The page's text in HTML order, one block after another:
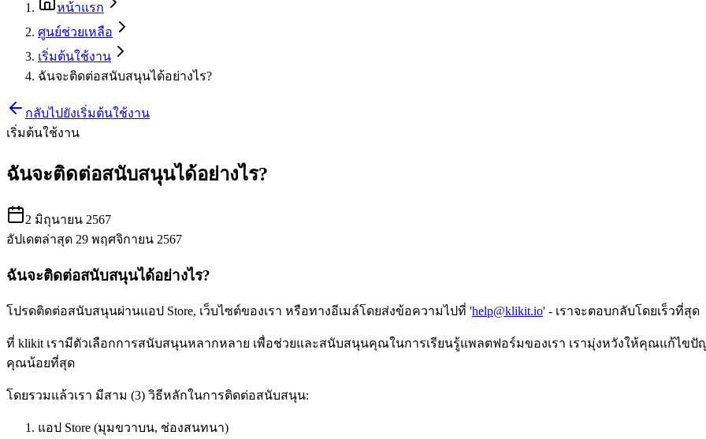
หน้าแรก
ศูนย์ช่วยเหลือ
เริ่มต้นใช้งาน
ฉันจะติดต่อสนับสนุนได้อย่างไร?
กลับไปยังเริ่มต้นใช้งาน
เริ่มต้นใช้งาน
ฉันจะติดต่อสนับสนุนได้อย่างไร?
2 มิถุนายน 2567
อัปเดตล่าสุด 29 พฤศจิกายน 2567
ฉันจะติดต่อสนับสนุนได้อย่างไร?
โปรดติดต่อสนับสนุนผ่านแอป Store, เว็บไซต์ของเรา หรือทางอีเมล์โดยส่งข้อความไปที่ 'help@klikit.io' - เราจะตอบกลับโดยเร็วที่สุด
ที่ klikit เรามีตัวเลือกการสนับสนุนหลากหลาย เพื่อช่วยและสนับสนุนคุณในการเรียนรู้แพลตฟอร์มของเรา เรามุ่งหวังให้คุณแก้ไข
คุณน้อยที่สุด
โดยรวมแล้วเรา มีสาม (3) วิธีหลักในการติดต่อสนับสนุน:
แอป Store (มุมขวาบน, ช่องสนทนา)